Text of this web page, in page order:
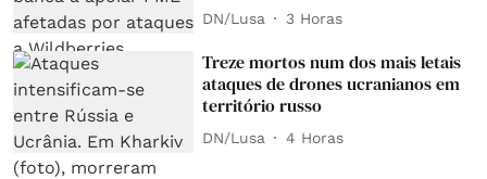
DN/Lusa 3 Horas
Treze mortos num dos mais letais
ataques de drones ucranianos em
território russo
DN/Lusa 4 Horas